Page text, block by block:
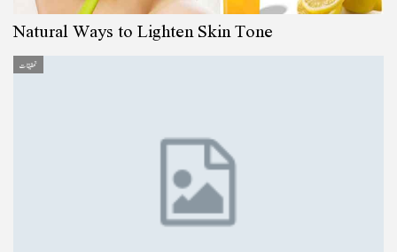
Natural Ways to Lighten Skin Tone
تحقیقات